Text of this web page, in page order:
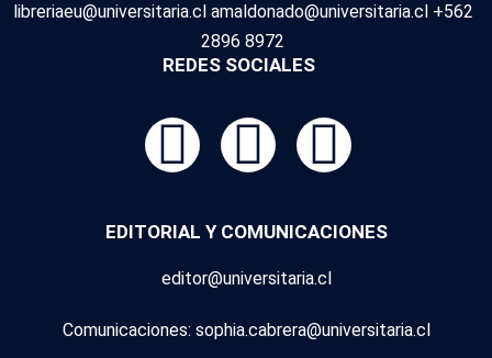
libreriaeu@universitaria.cl amaldonado@universitaria.cl +562
2896 8972
REDES SOCIALES
EDITORIAL Y COMUNICACIONES
editor@universitaria.cl
Comunicaciones: sophia.cabrera@universitaria.cl